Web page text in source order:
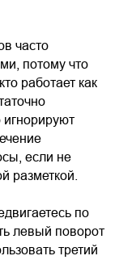
часто
потому что
работает как
если не
разметкой.
по
левый поворот
третий